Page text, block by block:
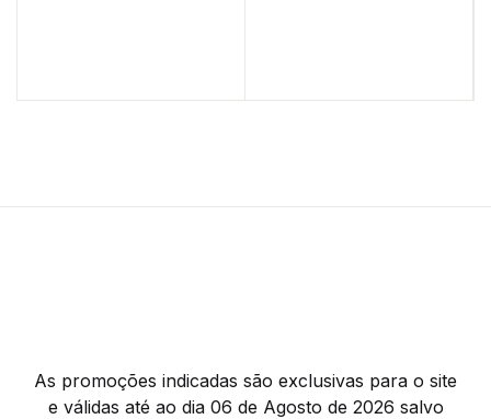
As promoções indicadas são exclusivas para o site
e válidas até ao dia 06 de Agosto de 2026 salvo